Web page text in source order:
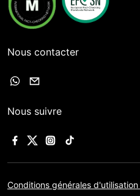
Nous contacter
Nous suivre
Conditions générales d'utilisation